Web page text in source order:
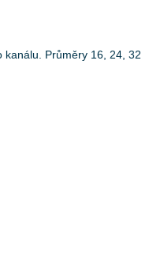
kanálu. Průměry 16, 24, 32